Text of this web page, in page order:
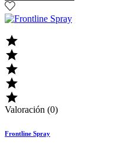





Valoración (0)
Frontline Spray